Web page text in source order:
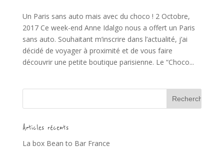
Un Paris sans auto mais avec du choco ! 2 Octobre,
2017 Ce week-end Anne Idalgo nous a offert un Paris
sans auto. Souhaitant m’inscrire dans l’actualité, j’ai
décidé de voyager à proximité et de vous faire
découvrir une petite boutique parisienne. Le “Choco...
Articles récents
La box Bean to Bar France